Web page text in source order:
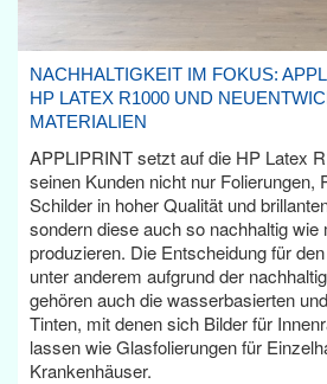
NACHHALTIGKEIT IM FOKUS:
HP LATEX R1000 UND
MATERIALIEN
APPLIPRINT setzt auf die HP Latex
seinen Kunden nicht nur Folierungen,
Schilder in hoher Qualität und
sondern diese auch so nachhaltig wie
produzieren. Die Entscheidung für
unter anderem aufgrund der
gehören auch die wasserbasierten
Tinten, mit denen sich Bilder für
lassen wie Glasfolierungen für
Krankenhäuser.